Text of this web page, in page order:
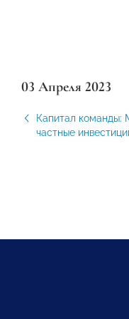
03 Апреля 2023
Капитал команды:
частные